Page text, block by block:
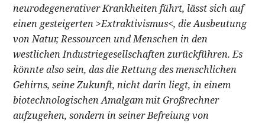
neurodegenerativer Krankheiten führt, lässt sich auf
einen gesteigerten >Extraktivismus<, die Ausbeutung
von Natur, Ressourcen und Menschen in den
westlichen Industriegesellschaften zurückführen. Es
könnte also sein, das die Rettung des menschlichen
Gehirns, seine Zukunft, nicht darin liegt, in einem
biotechnologischen Amalgam mit Großrechner
aufzugehen, sondern in seiner Befreiung von